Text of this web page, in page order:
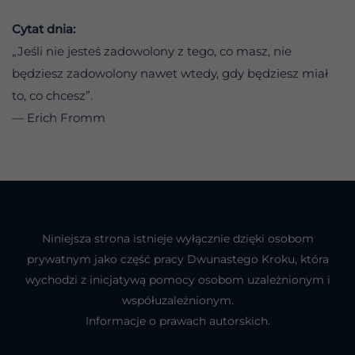
Cytat dnia:
„Jeśli nie jesteś zadowolony z tego, co masz, nie
będziesz zadowolony nawet wtedy, gdy będziesz miał
to, co chcesz”.
— Erich Fromm
Niniejsza strona istnieje wyłącznie dzięki osobom
prywatnym jako część pracy Dwunastego Kroku, która
wychodzi z inicjatywą pomocy osobom uzależnionym i
współuzależnionym.
Informacje o prawach autorskich.